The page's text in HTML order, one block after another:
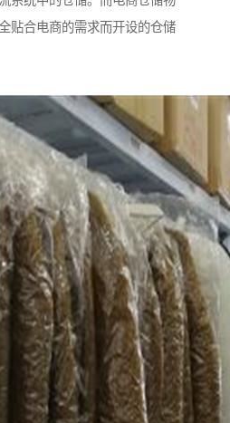
贴合电商的需求而开设的仓储